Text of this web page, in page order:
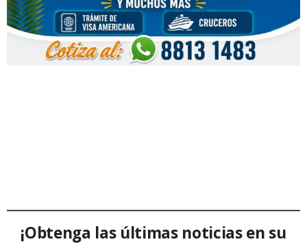
¡Obtenga las últimas noticias en su